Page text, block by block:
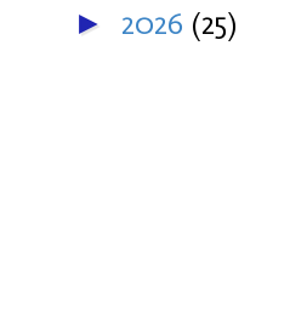
► 2026 (25)